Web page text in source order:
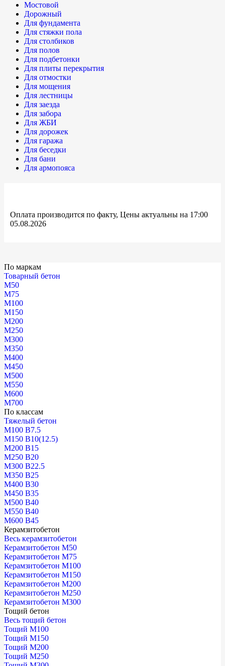
Мостовой
Дорожный
Для фундамента
Для стяжки пола
Для столбиков
Для полов
Для подбетонки
Для плиты перекрытия
Для отмостки
Для мощения
Для лестницы
Для заезда
Для забора
Для ЖБИ
Для дорожек
Для гаража
Для беседки
Для бани
Для армопояса
Оплата производится по факту, Цены актуальны на 17:00
05.08.2026
По маркам
Товарный бетон
М50
М75
М100
М150
М200
М250
М300
М350
М400
М450
М500
М550
М600
М700
По классам
Тяжелый бетон
М100 В7.5
М150 В10(12.5)
М200 В15
М250 В20
М300 В22.5
М350 В25
М400 В30
М450 В35
М500 В40
М550 В40
М600 В45
Керамзитобетон
Весь керамзитобетон
Керамзитобетон М50
Керамзитобетон М75
Керамзитобетон М100
Керамзитобетон М150
Керамзитобетон М200
Керамзитобетон М250
Керамзитобетон М300
Тощий бетон
Весь тощий бетон
Тощий М100
Тощий М150
Тощий М200
Тощий М250